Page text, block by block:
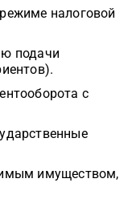
налоговой
подачи
с
имуществом,